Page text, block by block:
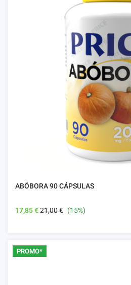
ABÓBORA 90 CÁPSULAS
17,85 €21,00 € (15%)
PROMO*